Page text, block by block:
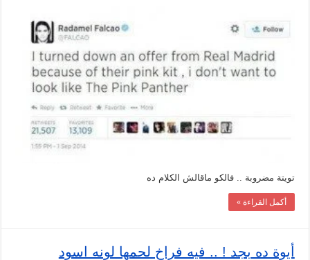
مدريد
مغلقة
تويتة مضروبة .. فالكو ماقالش الكلام ده
أكمل القراءة »
أيوة ده بجد ! .. فيه فراخ لحمها لونه اسود